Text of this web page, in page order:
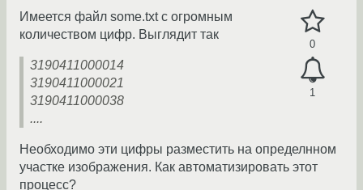
0
1
Имеется файл some.txt с огромным
количеством цифр. Выглядит так
3190411000014
3190411000021
3190411000038
....
Необходимо эти цифры разместить на определнном
участке изображения. Как автоматизировать этот
процесс?